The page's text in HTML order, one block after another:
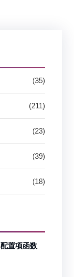
(35)
(211)
(23)
(39)
(18)
置项函数